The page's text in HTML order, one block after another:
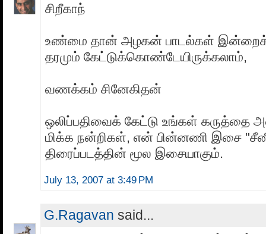
சிறீகாந்
உண்மை தான் அழகன் பாடல்கள்
தரமும் கேட்டுக்கொண்டேயிருக்கலாம்,
வணக்கம் சினேகிதன்
ஒலிப்பதிவைக் கேட்டு உங்கள் கருத்தை
மிக்க நன்றிகள், என் பின்னணி இசை
திரைப்படத்தின் மூல இசையாகும்.
July 13, 2007 at 3:49 PM
G.Ragavan said...